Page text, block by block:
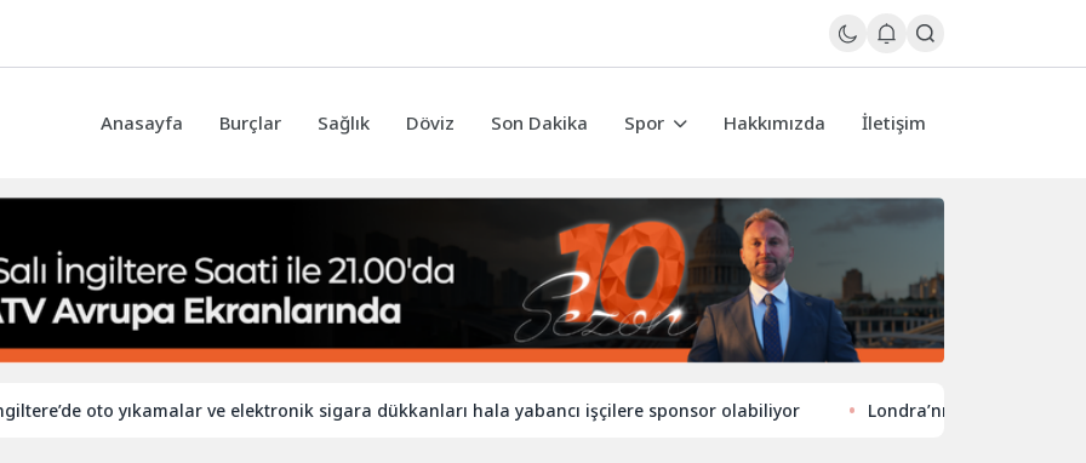
Anasayfa Burçlar Sağlık Döviz Son Dakika Spor Hakkımızda İletişim
oto yıkamalar ve elektronik sigara dükkanları hala yabancı işçilere sponsor olabiliyor Londra’nın eğlence hayatında